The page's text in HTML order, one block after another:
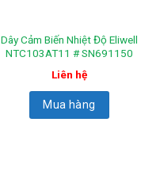
Dây Cảm Biến Nhiệt Độ Eliwell
NTC103AT11 # SN691150
Liên hệ
Mua hàng